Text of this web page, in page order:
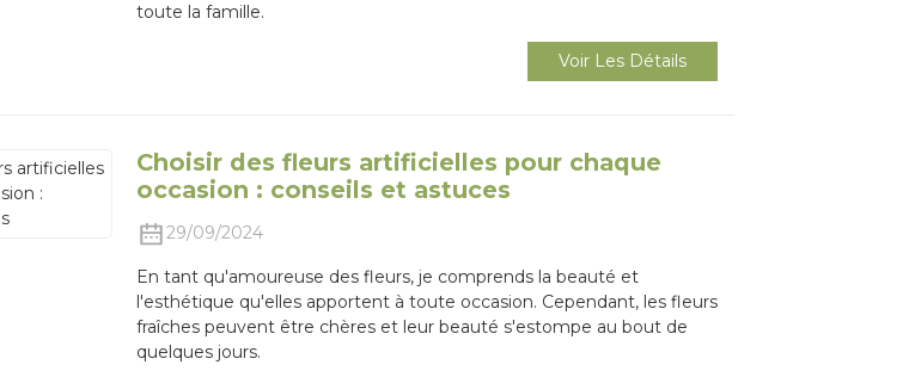
toute la famille.
Voir Les Détails
Choisir des fleurs artificielles pour chaque
occasion : conseils et astuces
29/09/2024
En tant qu'amoureuse des fleurs, je comprends la beauté et
l'esthétique qu'elles apportent à toute occasion. Cependant, les fleurs
fraîches peuvent être chères et leur beauté s'estompe au bout de
quelques jours.